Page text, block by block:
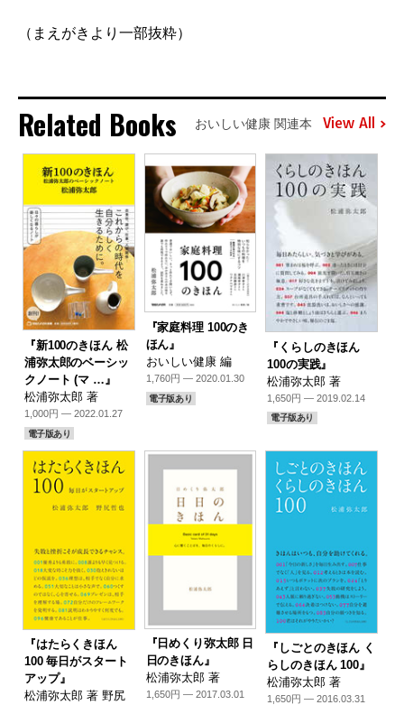
（まえがきより一部抜粋）
Related Books おいしい健康 関連本 View All
『新100のきほん 松
浦弥太郎のベーシッ
クノート (マ …』
松浦弥太郎 著
1,000円 — 2022.01.27
電子版あり
『家庭料理 100のき
ほん』
おいしい健康 編
1,760円 — 2020.01.30
電子版あり
『くらしのきほん
100の実践』
松浦弥太郎 著
1,650円 — 2019.02.14
電子版あり
『はたらくきほん
100 毎日がスタート
アップ』
松浦弥太郎 著 野尻
『日めくり弥太郎 日
日のきほん』
松浦弥太郎 著
1,650円 — 2017.03.01
『しごとのきほん く
らしのきほん 100』
松浦弥太郎 著
1,650円 — 2016.03.31